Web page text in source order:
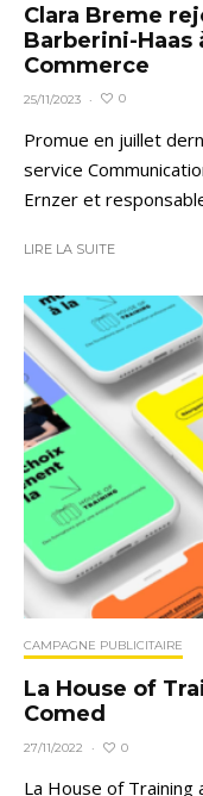
Clara Breme
Barberini-Haas
Commerce
25/11/2023 · 0
Promue en juillet
service
Ernzer et
LIRE LA SUITE
CAMPAGNE PUBLICITAIRE
La House of
Comed
27/11/2022 · 0
La House of Training